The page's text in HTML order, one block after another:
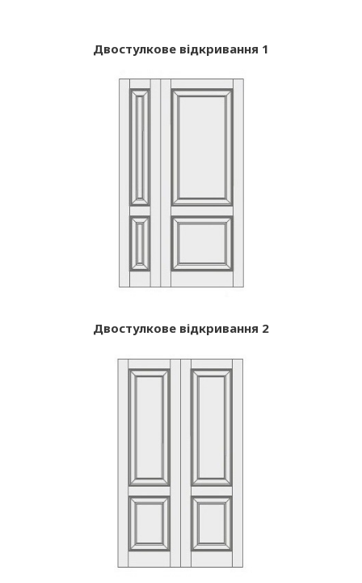
Двостулкове відкривання 1
Двостулкове відкривання 2